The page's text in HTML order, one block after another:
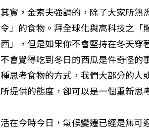
其實，金索夫強調的，除了大家所熟
令」的食物。拜全球化與高科技之「
西」，但是如果你不會堅持在冬天穿
不會覺得吃到冬日的西瓜是件奇怪的
種思考食物的方式，我們大部分的人
所提供的態度，卻可以是一個重新思
活在今時今日，氣候變遷已經是無可